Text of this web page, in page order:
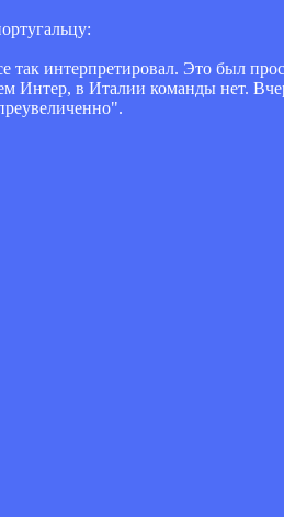
так интерпретировал. Это был
Интер, в Италии команды нет.